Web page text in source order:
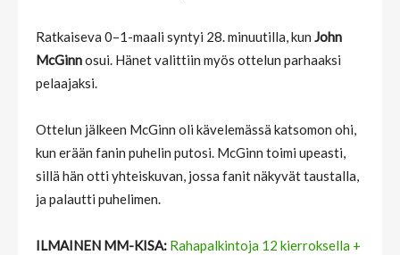
Ratkaiseva 0–1-maali syntyi 28. minuutilla, kun John
McGinnosui. Hänet valittiin myös ottelun parhaaksi
pelaajaksi.
Ottelun jälkeen McGinn oli kävelemässä katsomon ohi,
kun erään fanin puhelin putosi. McGinn toimi upeasti,
sillä hän otti yhteiskuvan, jossa fanit näkyvät taustalla,
ja palautti puhelimen.
ILMAINEN MM-KISA: Rahapalkintoja 12 kierroksella +